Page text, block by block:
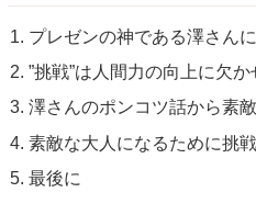
プレゼンの神である澤さん
”挑戦”は人間力の向上に欠
澤さんのポンコツ話から素
素敵な大人になるために挑
最後に